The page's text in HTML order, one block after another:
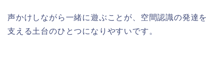
声かけしながら一緒に遊ぶことが、空間認識の発達を
支える土台のひとつになりやすいです。